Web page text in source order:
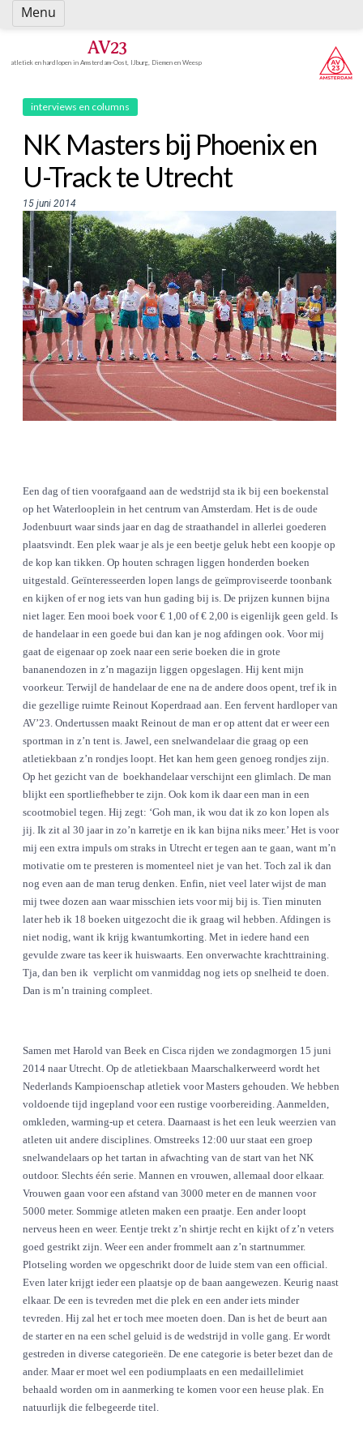
Spring
naar
AV23
atletiek en hardlopen in Amsterdam-Oost, IJburg, Diemen en Weesp
interviews en columns
NK Masters bij Phoenix en
U-Track te Utrecht
15 juni 2014
Een dag of tien voorafgaand aan de wedstrijd sta ik bij een boekenstal
op het Waterlooplein in het centrum van Amsterdam. Het is de oude
Jodenbuurt waar sinds jaar en dag de straathandel in allerlei goederen
plaatsvindt. Een plek waar je als je een beetje geluk hebt een koopje op
de kop kan tikken. Op houten schragen liggen honderden boeken
uitgestald. Geïnteresseerden lopen langs de geïmproviseerde toonbank
en kijken of er nog iets van hun gading bij is. De prijzen kunnen bijna
niet lager. Een mooi boek voor € 1,00 of € 2,00 is eigenlijk geen geld. Is
de handelaar in een goede bui dan kan je nog afdingen ook. Voor mij
gaat de eigenaar op zoek naar een serie boeken die in grote
bananendozen in z’n magazijn liggen opgeslagen. Hij kent mijn
voorkeur. Terwijl de handelaar de ene na de andere doos opent, tref ik in
die gezellige ruimte Reinout Koperdraad aan. Een fervent hardloper van
AV’23. Ondertussen maakt Reinout de man er op attent dat er weer een
sportman in z’n tent is. Jawel, een snelwandelaar die graag op een
atletiekbaan z’n rondjes loopt. Het kan hem geen genoeg rondjes zijn.
Op het gezicht van de boekhandelaar verschijnt een glimlach. De man
blijkt een sportliefhebber te zijn. Ook kom ik daar een man in een
scootmobiel tegen. Hij zegt: ‘Goh man, ik wou dat ik zo kon lopen als
jij. Ik zit al 30 jaar in zo’n karretje en ik kan bijna niks meer.’ Het is voor
mij een extra impuls om straks in Utrecht er tegen aan te gaan, want m’n
motivatie om te presteren is momenteel niet je van het. Toch zal ik dan
nog even aan de man terug denken. Enfin, niet veel later wijst de man
mij twee dozen aan waar misschien iets voor mij bij is. Tien minuten
later heb ik 18 boeken uitgezocht die ik graag wil hebben. Afdingen is
niet nodig, want ik krijg kwantumkorting. Met in iedere hand een
gevulde zware tas keer ik huiswaarts. Een onverwachte krachttraining.
Tja, dan ben ik verplicht om vanmiddag nog iets op snelheid te doen.
Dan is m’n training compleet.
Samen met Harold van Beek en Cisca rijden we zondagmorgen 15 juni
2014 naar Utrecht. Op de atletiekbaan Maarschalkerweerd wordt het
Nederlands Kampioenschap atletiek voor Masters gehouden. We hebben
voldoende tijd ingepland voor een rustige voorbereiding. Aanmelden,
omkleden, warming-up et cetera. Daarnaast is het een leuk weerzien van
atleten uit andere disciplines.Omstreeks 12:00 uur staat een groep
snelwandelaars op het tartan in afwachting van de start van het NK
outdoor. Slechts één serie. Mannen en vrouwen, allemaal door elkaar.
Vrouwen gaan voor een afstand van 3000 meter en de mannen voor
5000 meter. Sommige atleten maken een praatje. Een ander loopt
nerveus heen en weer. Eentje trekt z’n shirtje recht en kijkt of z’n veters
goed gestrikt zijn. Weer een ander frommelt aan z’n startnummer.
Plotseling worden we opgeschrikt door de luide stem van een official.
Even later krijgt ieder een plaatsje op de baan aangewezen. Keurig naast
elkaar. De een is tevreden met die plek en een ander iets minder
tevreden. Hij zal het er toch mee moeten doen. Dan is het de beurt aan
de starter en na een schel geluid is de wedstrijd in volle gang. Er wordt
gestreden in diverse categorieën. De ene categorie is beter bezet dan de
ander. Maar er moet wel een podiumplaats en een medaillelimiet
behaald worden om in aanmerking te komen voor een heuse plak. En
natuurlijk die felbegeerde titel.
Menu